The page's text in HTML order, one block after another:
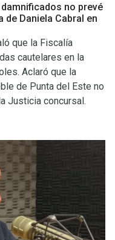
no prevé
Daniela Cabral en
que la Fiscalía
cautelares en la
Aclaró que la
de Punta del Este no
Justicia concursal.